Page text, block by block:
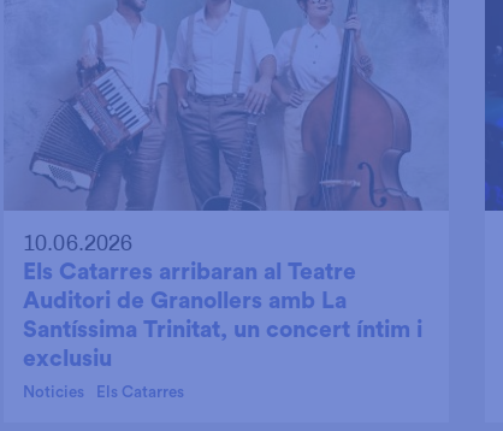
10.06.2026
Els Catarres arribaran al Teatre
Auditori de Granollers amb La
Santíssima Trinitat, un concert íntim i
exclusiu
Noticies Els Catarres